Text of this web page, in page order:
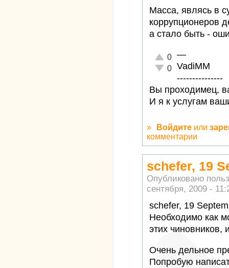
Масса, являсь в
коррупционеров
а стало быть -
Отлично!
0
Неадекватно!
0
—
VadiMM
---------------
Вы проходимец,
И я к услугам
» Войдите или
комментарии
schefer, 19
Опубликовано
сентября, 2009 -
schefer, 19
Необходимо как
этих чиновников,
Очень дельное
Попробую